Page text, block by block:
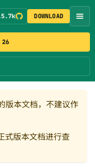
DOWNLOAD
版本文档，不建议作
式版本文档进行查